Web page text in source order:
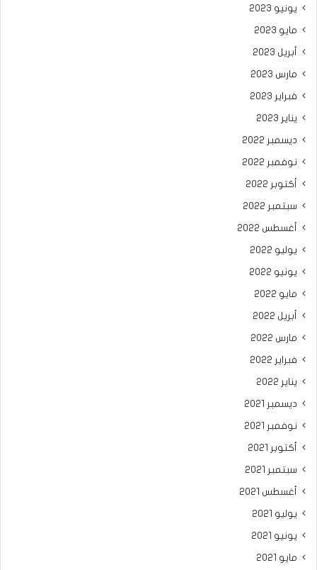
يونيو 2023
مايو 2023
أبريل 2023
مارس 2023
فبراير 2023
يناير 2023
ديسمبر 2022
نوفمبر 2022
أكتوبر 2022
سبتمبر 2022
أغسطس 2022
يوليو 2022
يونيو 2022
مايو 2022
أبريل 2022
مارس 2022
فبراير 2022
يناير 2022
ديسمبر 2021
نوفمبر 2021
أكتوبر 2021
سبتمبر 2021
أغسطس 2021
يوليو 2021
يونيو 2021
مايو 2021